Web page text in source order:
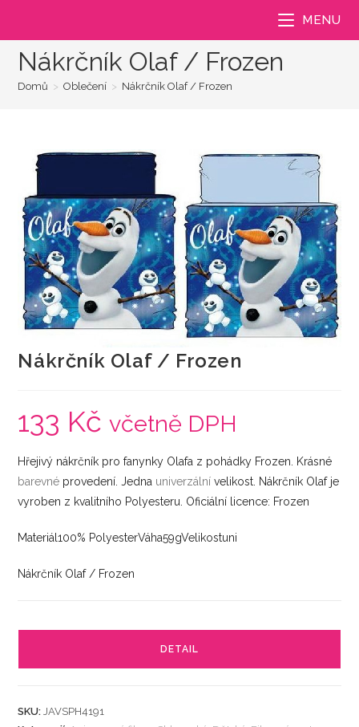
MENU
Nákrčník Olaf / Frozen
Domů > Oblečení > Nákrčník Olaf / Frozen
Nákrčník Olaf / Frozen
133 Kč včetně DPH
Hřejivý nákrčník pro fanynky Olafa z pohádky Frozen. Krásné
barevné provedení. Jedna univerzální velikost. Nákrčník Olaf je
vyroben z kvalitního Polyesteru. Oficiální licence: Frozen
Materiál100% PolyesterVáha59gVelikostuni
Nákrčník Olaf / Frozen
DETAIL
SKU:JAVSPH4191